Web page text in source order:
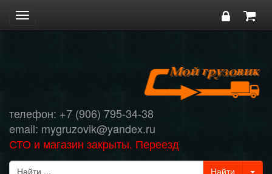
Toggle
navigation
телефон: +7 (906) 795-34-38
email: mygruzovik@yandex.ru
СТО и магазин закрыты. Переезд